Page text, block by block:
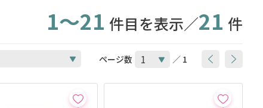
ものが一目でわかるランキング
1～21 件目を表示／21 件
ページ数 ／ 1